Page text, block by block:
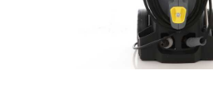
Pressoirs à fruits
Pressoirs à Raisin